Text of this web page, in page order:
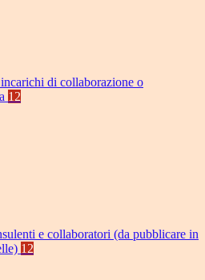
di collaborazione o
12
e collaboratori (da pubblicare in
12